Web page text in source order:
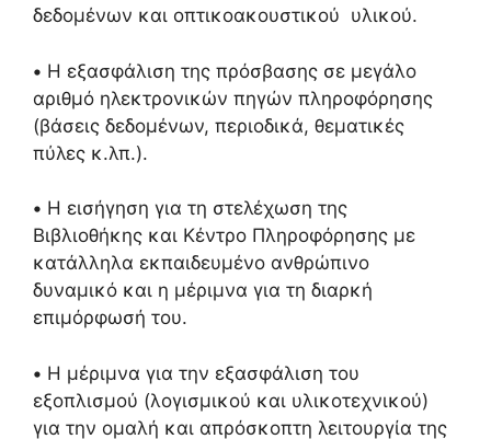
δεδομένων και οπτικοακουστικού υλικού.
• Η εξασφάλιση της πρόσβασης σε μεγάλο
αριθμό ηλεκτρονικών πηγών πληροφόρησης
(βάσεις δεδομένων, περιοδικά, θεματικές
πύλες κ.λπ.).
• Η εισήγηση για τη στελέχωση της
Βιβλιοθήκης και Κέντρο Πληροφόρησης με
κατάλληλα εκπαιδευμένο ανθρώπινο
δυναμικό και η μέριμνα για τη διαρκή
επιμόρφωσή του.
• Η μέριμνα για την εξασφάλιση του
εξοπλισμού (λογισμικού και υλικοτεχνικού)
για την ομαλή και απρόσκοπτη λειτουργία της